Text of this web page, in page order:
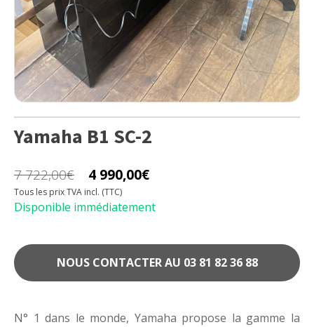
Yamaha B1 SC-2
7 722,00€
Le
prix
était :
7
4 990,00€
Le
prix
est :
4
Tous les prix TVA incl. (TTC)
Disponible immédiatement
NOUS CONTACTER AU 03 81 82 36 88
N° 1 dans le monde, Yamaha propose la gamme la